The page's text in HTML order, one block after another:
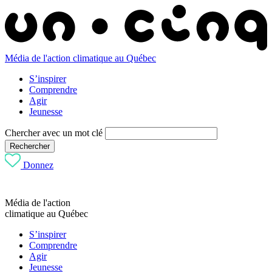
Média de l'action climatique au Québec
S’inspirer
Comprendre
Agir
Jeunesse
Chercher avec un mot clé
Rechercher
Donnez
Média de l'action
climatique au Québec
S’inspirer
Comprendre
Agir
Jeunesse